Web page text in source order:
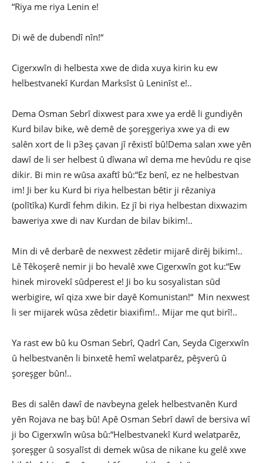
“Riya me riya Lenin e!
Di wê de dubendî nîn!“
Cigerxwîn di helbesta xwe de dida xuya kirin ku ew
helbestvanekî Kurdan Marksîst û Leninîst e!..
Dema Osman Sebrî dixwest para xwe ya erdê li gundiyên
Kurd bilav bike, wê demê de şoreşgeriya xwe ya di ew
salên xort de li p3eş çavan jî rêxistî bû!Dema salan xwe yên
dawî de li ser helbest û dîwana wî dema me hevûdu re qise
dikir. Bi min re wûsa axaftî bû:“Ez benî, ez ne helbestvan
im! Ji ber ku Kurd bi riya helbestan bêtir ji rêzaniya
(polîtîka) Kurdî fehm dikin. Ez jî bi riya helbestan dixwazim
baweriya xwe di nav Kurdan de bilav bikim!..
Min di vê derbarê de nexwest zêdetir mijarê dirêj bikim!..
Lê Têkoşerê nemir ji bo hevalê xwe Cigerxwîn got ku:“Ew
hinek mirovekî sûdperest e! Ji bo ku sosyalistan sûd
werbigire, wî qiza xwe bir dayê Komunistan!“ Min nexwest
li ser mijarek wûsa zêdetir biaxifim!.. Mijar me qut birî!..
Ya rast ew bû ku Osman Sebrî, Qadrî Can, Seyda Cigerxwîn
û helbestvanên li binxetê hemî welatparêz, pêşverû û
şoreşger bûn!..
Bes di salên dawî de navbeyna gelek helbestvanên Kurd
yên Rojava ne baş bû! Apê Osman Sebrî dawî de bersiva wî
ji bo Cigerxwîn wûsa bû:“Helbestvanekî Kurd welatparêz,
şoreşger û sosyalîst di demek wûsa de nikane ku gelê xwe